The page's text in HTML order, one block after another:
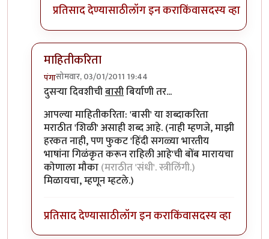
प्रतिसाद देण्यासाठीलॉग इन कराकिंवासदस्य व्हा
माहितीकरिता
पंगासोमवार, 03/01/2011 19:44
In reply toकातील..byस्वाती दिनेश
दुसर्‍या दिवशीचीबासीबिर्याणी तर...
आपल्या माहितीकरिता: 'बासी' या शब्दाकरिता
मराठीत 'शिळी' असाही शब्द आहे. (नाही म्हणजे, माझी
हरकत नाही, पण फुकट 'हिंदी सगळ्या भारतीय
भाषांना गिळंकृत करून राहिली आहे'ची बोंब मारायचा
कोणाला मौका(मराठीत 'संधी'. स्त्रीलिंगी.)
मिळायचा, म्हणून म्हटले.)
प्रतिसाद देण्यासाठीलॉग इन कराकिंवासदस्य व्हा